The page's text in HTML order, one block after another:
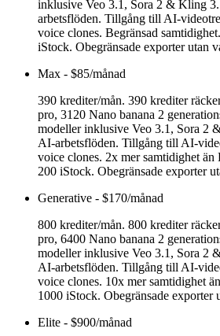
inklusive Veo 3.1, Sora 2 & Kling
arbetsflöden. Tillgång till AI-
voice clones. Begränsad
iStock. Obegränsade exporter utan
Max - $85/månad
390 krediter/mån. 390 krediter
pro, 3120 Nano banana 2
modeller inklusive Veo 3.1, Sora 2
AI-arbetsflöden. Tillgång till AI-
voice clones. 2x mer samtidighet
200 iStock. Obegränsade exporter
Generative - $170/månad
800 krediter/mån. 800 krediter
pro, 6400 Nano banana 2
modeller inklusive Veo 3.1, Sora 2
AI-arbetsflöden. Tillgång till AI-
voice clones. 10x mer samtidighet
1000 iStock. Obegränsade exporter
Elite - $900/månad